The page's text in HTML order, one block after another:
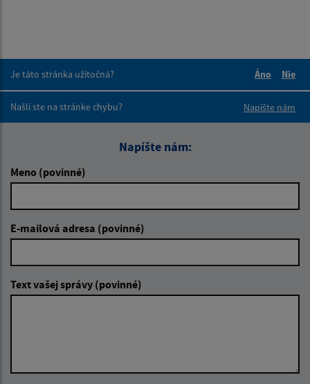
Je táto stránka užitočná?
Áno
Nie
Našli ste na stránke chybu?
Napíšte nám
Napíšte nám:
Meno (povinné)
E-mailová adresa (povinné)
Text vašej správy (povinné)